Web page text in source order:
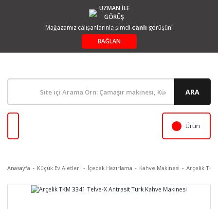
UZMAN İLE
GÖRÜŞ
Mağazamız çalışanlarınla şimdi canlı görüşün!
BAĞLAN
ARA
Ürün
Anasayfa Küçük Ev Aletleri İçecek Hazırlama Kahve Makinesi Arçelik